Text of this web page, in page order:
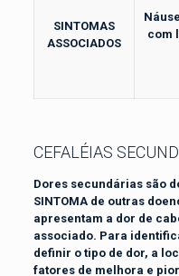
SINTOMAS
ASSOCIADOS
com
CEFALÉIAS
Dores secundárias são
SINTOMA de outras
apresentam a dor de
associado. Para
definir o tipo de dor, a
fatores de melhora e